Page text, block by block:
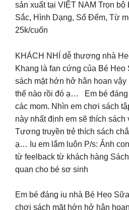
sản xuất tại VIỆT NAM Trọn bộ
Sắc, Hình Dạng, Số Đếm, Từ
25k/cuốn
KHÁCH NHÍ dễ thương nhà
Khang là fan cứng của Bé
sách mặt hớn hở hân hoan
thế nào rồi đó ạ… Em bé
các mom. Nhìn em chơi sách
này nhất định em sẽ thích sách
Tương truyền trẻ thích sách
ạ… Iu em lắm luôn P/s: Ảnh
từ feelback từ khách hàng
quan cho bé sơ sinh
Em bé đáng iu nhà Bé Heo
chơi sách mặt hớn hở hân